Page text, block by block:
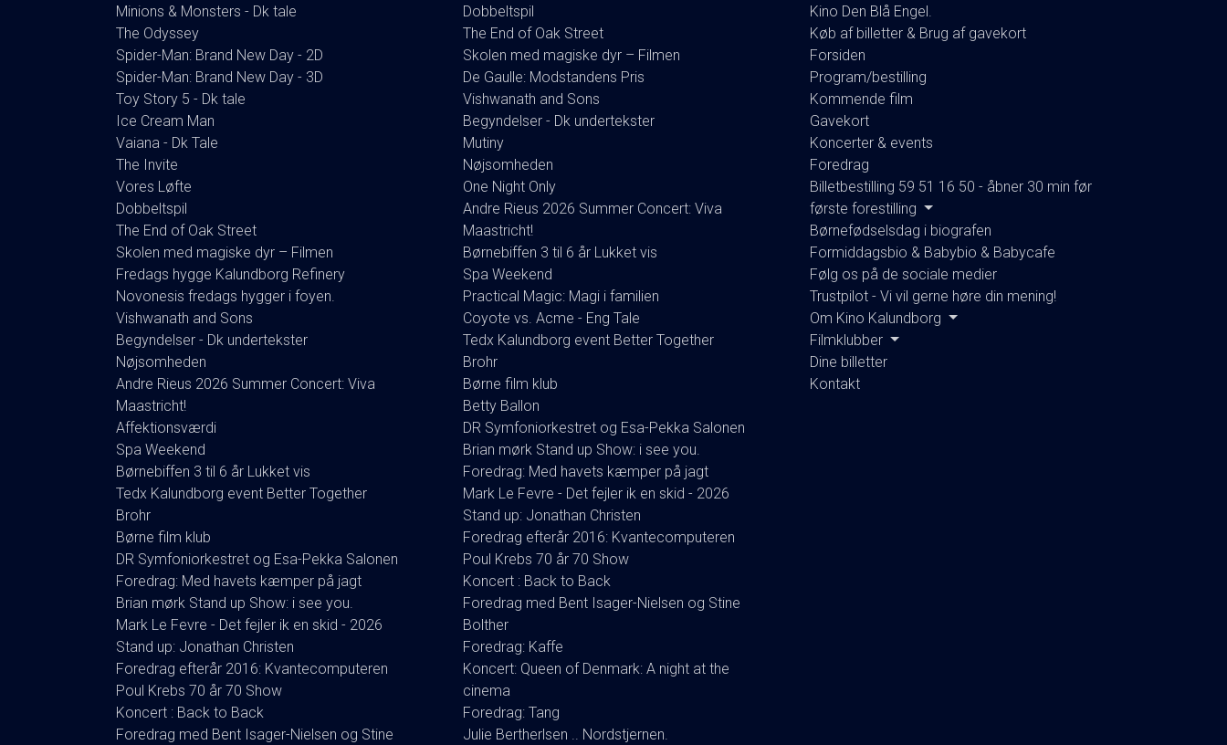
Minions & Monsters - Dk tale
The Odyssey
Spider-Man: Brand New Day - 2D
Spider-Man: Brand New Day - 3D
Toy Story 5 - Dk tale
Ice Cream Man
Vaiana - Dk Tale
The Invite
Vores Løfte
Dobbeltspil
The End of Oak Street
Skolen med magiske dyr – Filmen
Fredags hygge Kalundborg Refinery
Novonesis fredags hygger i foyen.
Vishwanath and Sons
Begyndelser - Dk undertekster
Nøjsomheden
Andre Rieus 2026 Summer Concert: Viva
Maastricht!
Affektionsværdi
Spa Weekend
Børnebiffen 3 til 6 år Lukket vis
Tedx Kalundborg event Better Together
Brohr
Børne film klub
DR Symfoniorkestret og Esa-Pekka Salonen
Foredrag: Med havets kæmper på jagt
Brian mørk Stand up Show: i see you.
Mark Le Fevre - Det fejler ik en skid - 2026
Stand up: Jonathan Christen
Foredrag efterår 2016: Kvantecomputeren
Poul Krebs 70 år 70 Show
Koncert : Back to Back
Foredrag med Bent Isager-Nielsen og Stine
Dobbeltspil
The End of Oak Street
Skolen med magiske dyr – Filmen
De Gaulle: Modstandens Pris
Vishwanath and Sons
Begyndelser - Dk undertekster
Mutiny
Nøjsomheden
One Night Only
Andre Rieus 2026 Summer Concert: Viva
Maastricht!
Børnebiffen 3 til 6 år Lukket vis
Spa Weekend
Practical Magic: Magi i familien
Coyote vs. Acme - Eng Tale
Tedx Kalundborg event Better Together
Brohr
Børne film klub
Betty Ballon
DR Symfoniorkestret og Esa-Pekka Salonen
Brian mørk Stand up Show: i see you.
Foredrag: Med havets kæmper på jagt
Mark Le Fevre - Det fejler ik en skid - 2026
Stand up: Jonathan Christen
Foredrag efterår 2016: Kvantecomputeren
Poul Krebs 70 år 70 Show
Koncert : Back to Back
Foredrag med Bent Isager-Nielsen og Stine
Bolther
Foredrag: Kaffe
Koncert: Queen of Denmark: A night at the
cinema
Foredrag: Tang
Julie Bertherlsen .. Nordstjernen.
Kino Den Blå Engel.
Køb af billetter & Brug af gavekort
Forsiden
Program/bestilling
Kommende film
Gavekort
Koncerter & events
Foredrag
Billetbestilling 59 51 16 50 - åbner 30 min før
første forestilling
Børnefødselsdag i biografen
Formiddagsbio & Babybio & Babycafe
Følg os på de sociale medier
Trustpilot - Vi vil gerne høre din mening!
Om Kino Kalundborg
Filmklubber
Dine billetter
Kontakt